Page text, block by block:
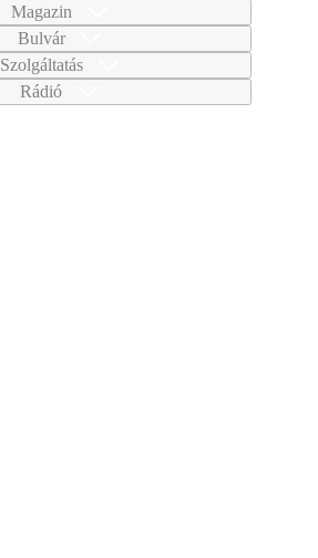
Magazin
Bulvár
Szolgáltatás
Rádió